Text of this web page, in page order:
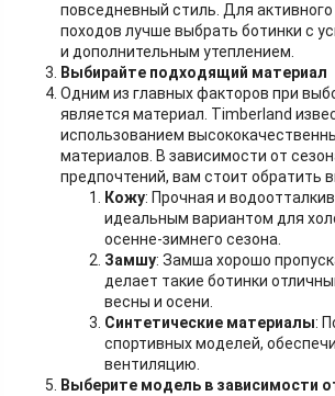
повседневный стиль. Для
походов лучше выбрать ботинки с
и дополнительным утеплением.
Выбирайте подходящий материал
Одним из главных факторов при
является материал. Timberland
использованием
материалов. В зависимости от
предпочтений, вам стоит обратить
Кожу: Прочная и
идеальным вариантом для
осенне-зимнего сезона.
Замшу: Замша хорошо
делает такие ботинки
весны и осени.
Синтетические материалы:
спортивных моделей,
вентиляцию.
Выберите модель в зависимости